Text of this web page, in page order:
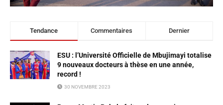
Tendance Commentaires Dernier
ESU : l’Université Officielle de Mbujimayi totalise
9 nouveaux docteurs à thèse en une année,
record !
30 NOVEMBRE 2023